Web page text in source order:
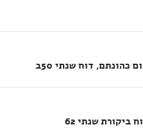
כהונתם, דוח שנתי 50ב
שנתי 62